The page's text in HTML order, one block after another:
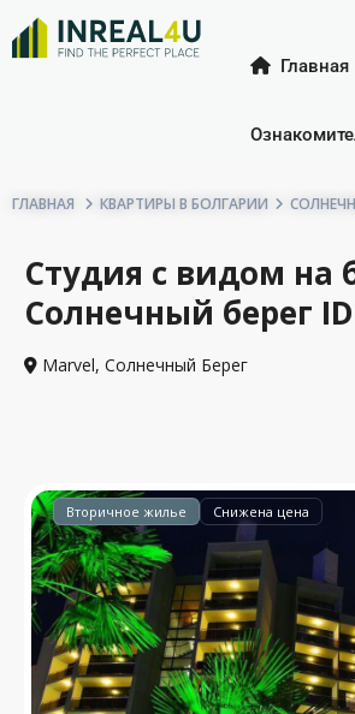
Главная
ГЛАВНАЯ КВАРТИРЫ В БОЛГАРИИ
Студия с видом на
Солнечный берег
Marvel, Солнечный Берег
Вторичное жилье Снижена цена